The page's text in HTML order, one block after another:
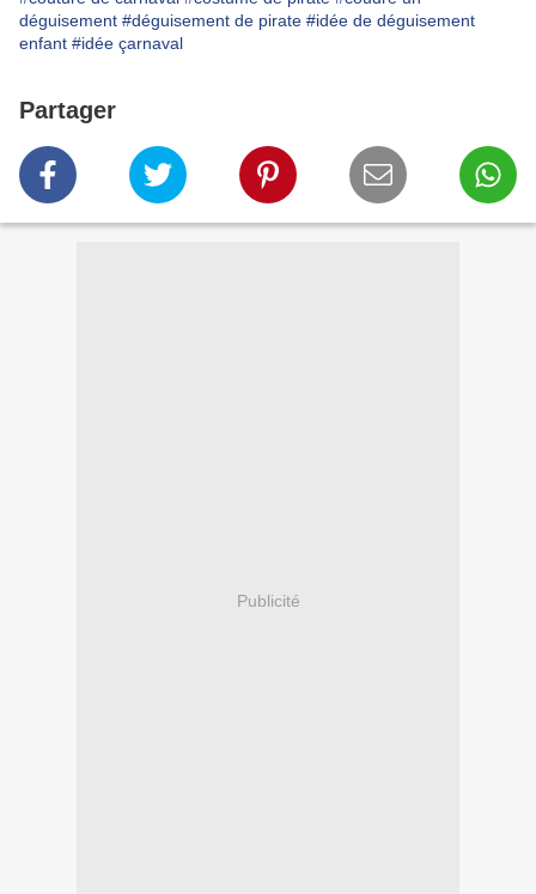
déguisement #déguisement de pirate #idée de déguisement
enfant #idée çarnaval
Partager
Publicité